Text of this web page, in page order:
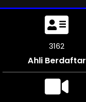
3495
Ahli Berdaftar